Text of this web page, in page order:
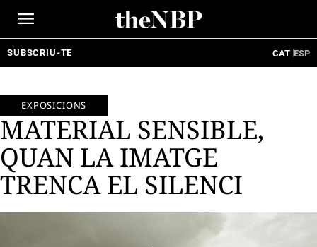
SUBSCRIU-TE CAT ESP
EXPOSICIONS
MATERIAL SENSIBLE,
QUAN LA IMATGE
TRENCA EL SILENCI